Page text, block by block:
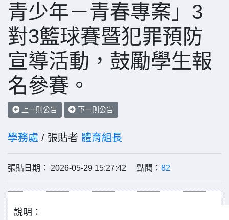
青少年－青春專案」3
對3籃球賽暨犯罪預防
宣導活動，鼓勵學生報
名參賽。
上一則公告 下一則公告
學務處 / 張貼者 體育組長
張貼日期： 2026-05-29 15:27:42 點閱： 82
說明：